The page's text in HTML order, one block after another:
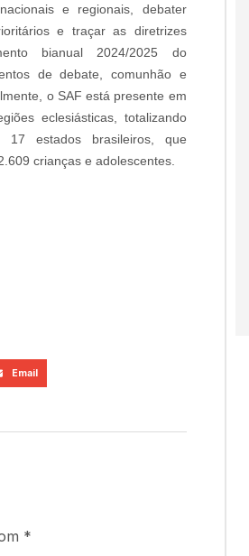
e regionais, debater
e traçar as diretrizes
bianual 2024/2025 do
de debate, comunhão e
o SAF está presente em
eclesiásticas, totalizando
estados brasileiros, que
crianças e adolescentes.
Email
*